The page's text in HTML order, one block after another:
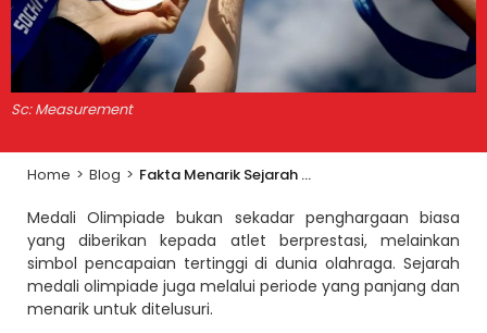
Sc: Measurement
Home > Blog > Fakta Menarik Sejarah Medali Olimpiade yang Jadi Simbol Prestasi Dunia
Medali Olimpiade bukan sekadar penghargaan biasa
yang diberikan kepada atlet berprestasi, melainkan
simbol pencapaian tertinggi di dunia olahraga. Sejarah
medali olimpiade juga melalui periode yang panjang dan
menarik untuk ditelusuri.